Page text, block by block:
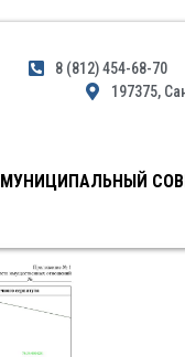
8 (812) 454-68-70
197375,
МУНИЦИПАЛЬНЫЙ